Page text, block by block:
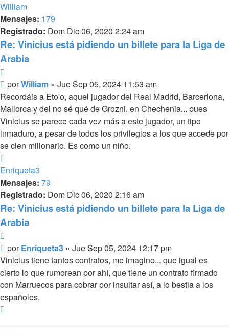
William
Mensajes: 179
Registrado: Dom Dic 06, 2020 2:24 am
Re: Vinicius está pidiendo un billete para la Liga de
Arabia
Mensaje
porWilliam » Jue Sep 05, 2024 11:53 am
Recordáis a Eto'o, aquel jugador del Real Madrid, Barcerlona,
Mallorca y del no sé qué de Grozni, en Chechenia... pues
Vinicius se parece cada vez más a este jugador, un tipo
inmaduro, a pesar de todos los privilegios a los que accede por
se cien millonario. Es como un niño.
Enriqueta3
Mensajes: 79
Registrado: Dom Dic 06, 2020 2:16 am
Re: Vinicius está pidiendo un billete para la Liga de
Arabia
Mensaje
porEnriqueta3 » Jue Sep 05, 2024 12:17 pm
Vinicius tiene tantos contratos, me imagino... que igual es
cierto lo que rumorean por ahí, que tiene un contrato firmado
con Marruecos para cobrar por insultar así, a lo bestia a los
españoles.